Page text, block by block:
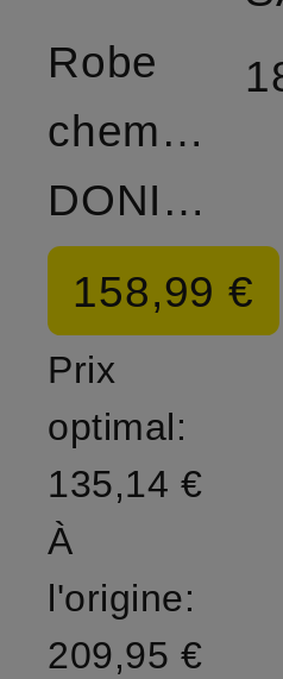
Robe
chemise
DONIKA
158,99 €
Prix
optimal:
135,14 €
À
l'origine:
209,95 €